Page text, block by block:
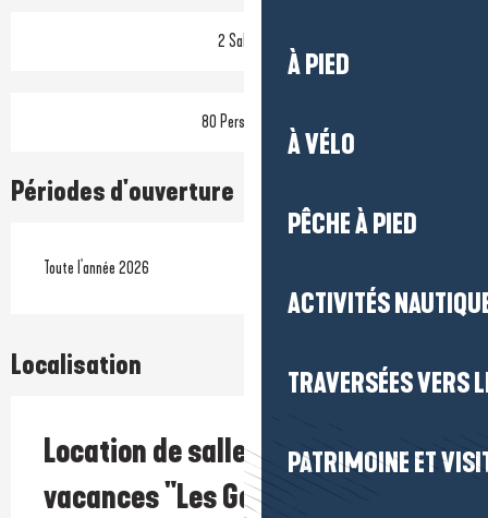
À PIED
À VÉLO
PÊCHE À PIED
ACTIVITÉS
TRAVERSÉES VERS
PATRIMOINE ET
2 Salle(s)
80 Personne(s)
Périodes d'ouverture
Toute l'année 2026
Localisation
Location de salles - Résidence de
vacances "Les Gabelous"